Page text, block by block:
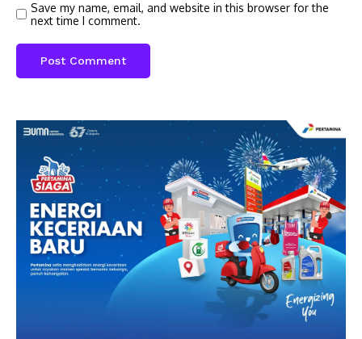
Save my name, email, and website in this browser for the
next time I comment.